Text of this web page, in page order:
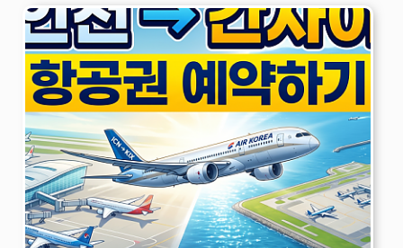
화려한 맛집이라기보다, 난바 여행 중 잠시 숨을
고르고 싶은 순간에 잘 어울리는 식당입니다.
야스카 신사와 함께 기억에 남는 조용한 오사카의
한 장면을 만들어 보세요.… 더보기
내공이 전해집니다. 천연 민물장어를 숯불에
정성껏 구워내는 곳 이곳은 쉽게 접하기 힘든 천연
민물장어를 장인의 손길로 손질해 숯불에
구워내는 곳입니다.매장 한편에서는 장어를 직접
손질하는 모습을 볼 수 있어, 재료에 대한
자신감과 깊은 신뢰가 자연스럽게 느껴집니다.
뚜껑을 여는 순간 퍼지는 윤기와 숯불 향 설레는
마음으로 덮밥 뚜껑을 여는 순간, 윤기 흐르는
장어가 그릇 가득 가지런히 놓여 있어 절로 감탄이
나옵니다.고슬고슬한 밥 사이로 스며든 특제
양념의 향, 숯의 그을음이 은은하게 밴 장어